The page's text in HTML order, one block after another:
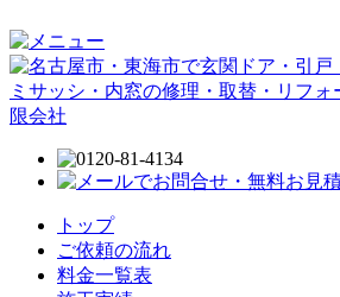
トップ
ご依頼の流れ
料金一覧表